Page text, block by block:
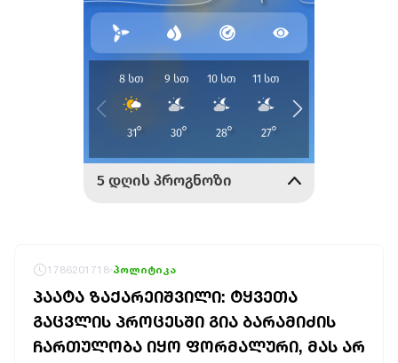
1786201718 პოლიტიკა
ᲞᲐᲐᲢᲐ ᲖᲐᲥᲐᲠᲔᲘᲨᲕᲘᲚᲘ: ᲢᲧᲕᲔᲗᲐ
ᲒᲐᲪᲕᲚᲘᲡ ᲞᲠᲝᲪᲔᲡᲨᲘ ᲒᲘᲐ ᲑᲐᲠᲐᲛᲘᲫᲘᲡ
ᲩᲐᲠᲗᲣᲚᲝᲑᲐ ᲘᲧᲝ ᲤᲝᲠᲛᲐᲚᲣᲠᲘ, ᲛᲐᲡ ᲐᲠ